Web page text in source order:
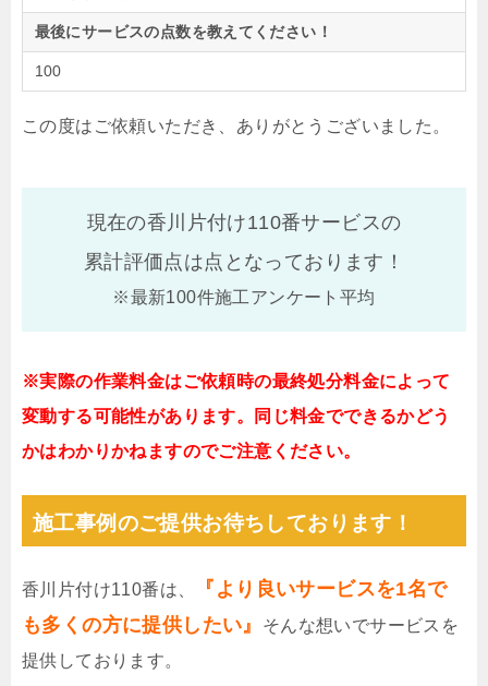
最後にサービスの点数を教えてください！
100
この度はご依頼いただき、ありがとうございました。
現在の香川片付け110番サービスの
累計評価点は点となっております！
※最新100件施工アンケート平均
※実際の作業料金はご依頼時の最終処分料金によって
変動する可能性があります。同じ料金でできるかどう
かはわかりかねますのでご注意ください。
施工事例のご提供お待ちしております！
香川片付け110番は、
『より良いサービスを1名で
も多くの方に提供したい』
そんな想いでサービスを
提供しております。